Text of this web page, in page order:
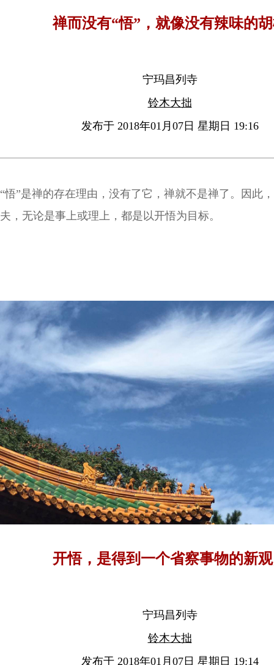
禅而没有“悟”，就像没有辣味的
宁玛昌列寺
铃木大拙
发布于 2018年01月07日 星期日 19:16
“悟”是禅的存在理由，没有了它，禅就不是禅了。因此
夫，无论是事上或理上，都是以开悟为目标。
开悟，是得到一个省察事物的新
宁玛昌列寺
铃木大拙
发布于 2018年01月07日 星期日 19:14